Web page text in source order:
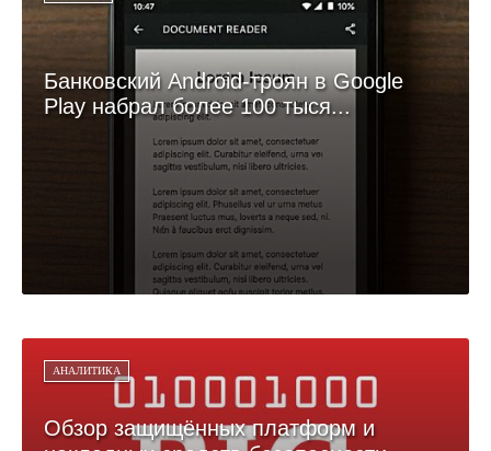
Банковский Android-троян в Google
Play набрал более 100 тыся...
АНАЛИТИКА
Обзор защищённых платформ и